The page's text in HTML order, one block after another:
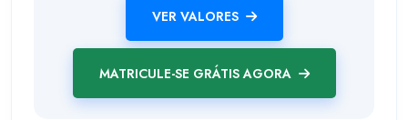
VER VALORES
MATRICULE-SE GRÁTIS AGORA